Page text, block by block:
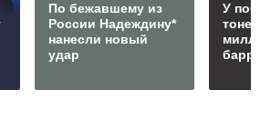
По бежавшему из
России Надеждину*
нанесли новый
удар
У